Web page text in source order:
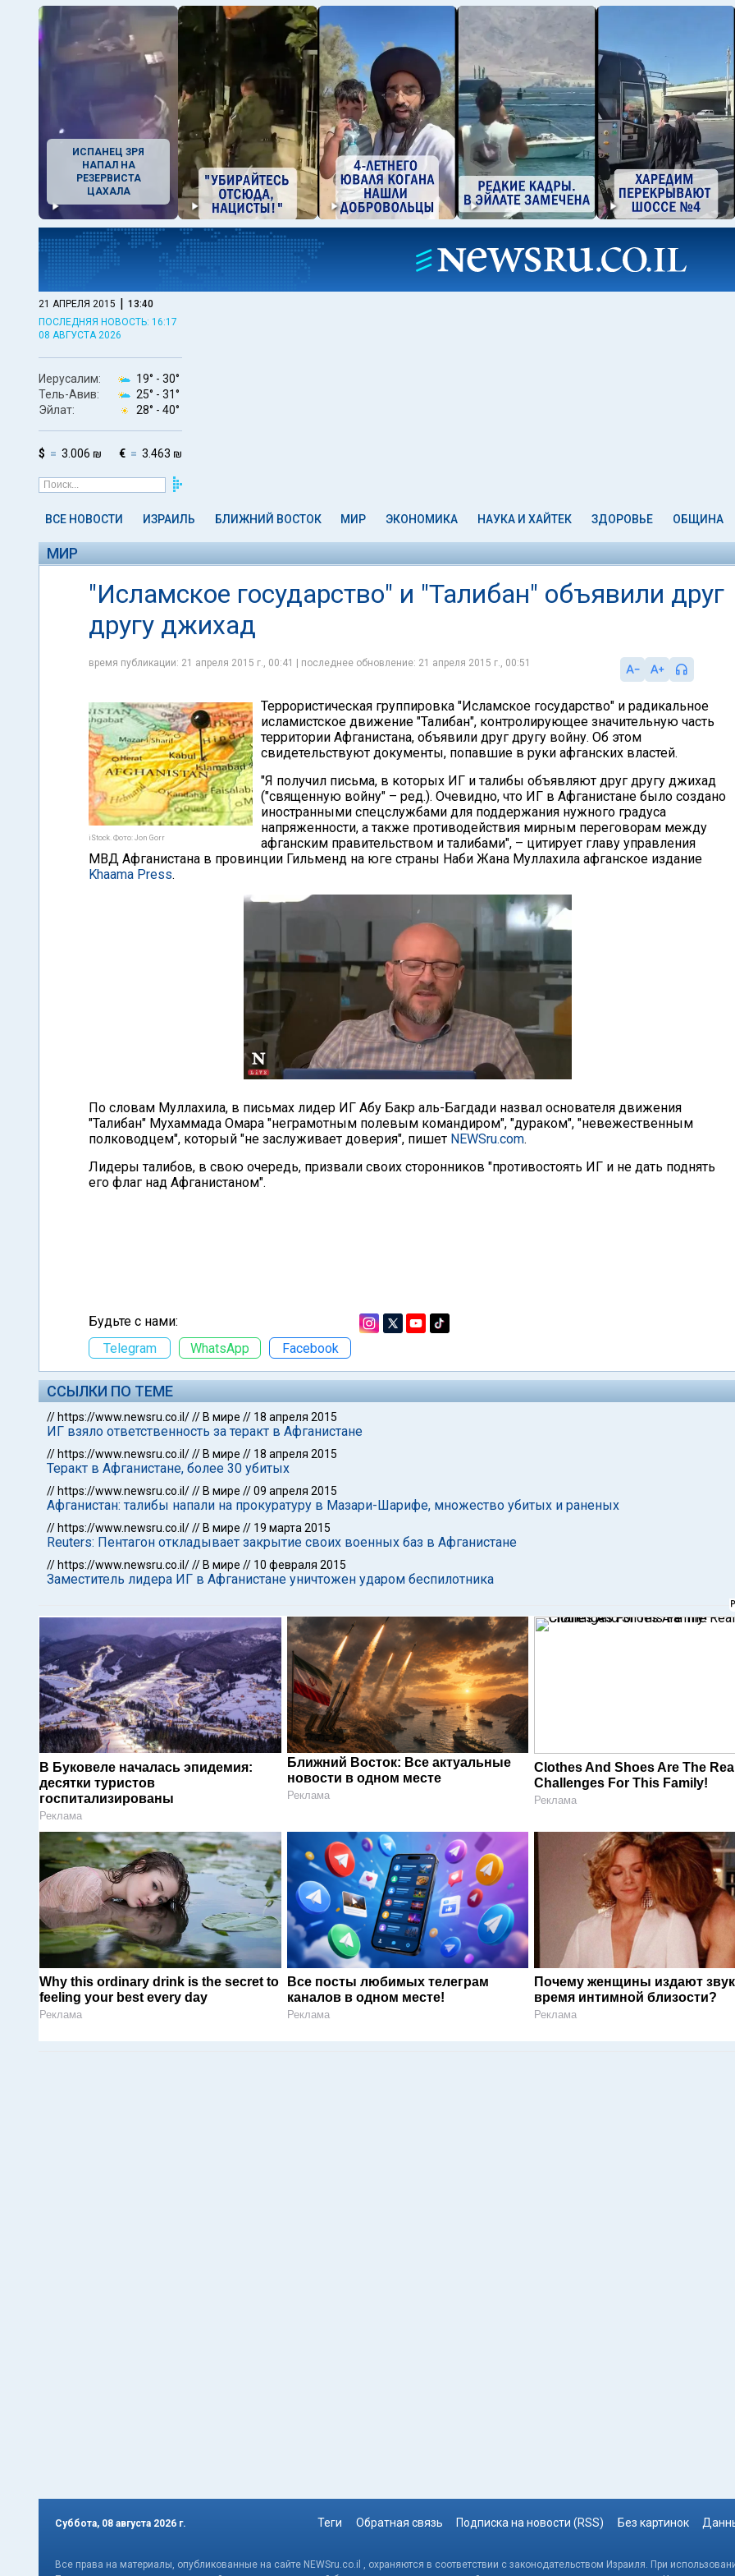
ИСПАНЕЦ ЗРЯ
НАПАЛ НА
РЕЗЕРВИСТА
ЦАХАЛА
21 АПРЕЛЯ 2015 | 13:40
ПОСЛЕДНЯЯ НОВОСТЬ: 16:17
08 АВГУСТА 2026
Иерусалим: 19° - 30°
Тель-Авив:
25° - 31°
Эйлат:
28° - 40°
$ 3.006 ₪ € 3.463 ₪
ВСЕ НОВОСТИ ИЗРАИЛЬ БЛИЖНИЙ ВОСТОК МИР ЭКОНОМИКА НАУКА И ХАЙТЕК ЗДОРОВЬЕ ОБЩИНА
МИР
"Исламское государство" и "Талибан" объявили друг
другу джихад
время публикации: 21 апреля 2015 г., 00:41 | последнее обновление: 21 апреля 2015 г., 00:51
iStock. Фото: Jon Gorr
Террористическая группировка "Исламское государство" и радикальное
исламистское движение "Талибан", контролирующее значительную часть
территории Афганистана, объявили друг другу войну. Об этом
свидетельствуют документы, попавшие в руки афганских властей.
"Я получил письма, в которых ИГ и талибы объявляют друг другу джихад
("священную войну" – ред.). Очевидно, что ИГ в Афганистане было создано
иностранными спецслужбами для поддержания нужного градуса
напряженности, а также противодействия мирным переговорам между
афганским правительством и талибами", – цитирует главу управления
МВД Афганистана в провинции Гильменд на юге страны Наби Жана Муллахила афганское издание
Khaama Press.
По словам Муллахила, в письмах лидер ИГ Абу Бакр аль-Багдади назвал основателя движения
"Талибан" Мухаммада Омара "неграмотным полевым командиром", "дураком", "невежественным
полководцем", который "не заслуживает доверия", пишет NEWSru.com.
Лидеры талибов, в свою очередь, призвали своих сторонников "противостоять ИГ и не дать поднять
его флаг над Афганистаном".
Будьте с нами:
Telegram
WhatsApp Facebook
ССЫЛКИ ПО ТЕМЕ
// https://www.newsru.co.il/// В мире // 18 апреля 2015
ИГ взяло ответственность за теракт в Афганистане
// https://www.newsru.co.il/// В мире // 18 апреля 2015
Теракт в Афганистане, более 30 убитых
// https://www.newsru.co.il/// В мире //09 апреля 2015
Афганистан: талибы напали на прокуратуру в Мазари-Шарифе, множество убитых и раненых
// https://www.newsru.co.il/// В мире // 19 марта 2015
Reuters: Пентагон откладывает закрытие своих военных баз в Афганистане
// https://www.newsru.co.il/// В мире // 10 февраля 2015
Заместитель лидера ИГ в Афганистане уничтожен ударом беспилотника
В Буковеле началась эпидемия:
десятки туристов
госпитализированы
Реклама
Ближний Восток: Все актуальные
новости в одном месте
Реклама
Clothes And Shoes Are The
Challenges For This Family!
Реклама
Why this ordinary drink is the secret to
feeling your best every day
Реклама
Все посты любимых телеграм
каналов в одном месте!
Реклама
Почему женщины издают
время интимной близости?
Реклама
Суббота, 08 августа 2026 г. Теги Обратная связь Подписка на новости (RSS) Без картинок
Все права на материалы, опубликованные на сайте NEWSru.co.il , охраняются в соответствии с законодательством Израиля. При